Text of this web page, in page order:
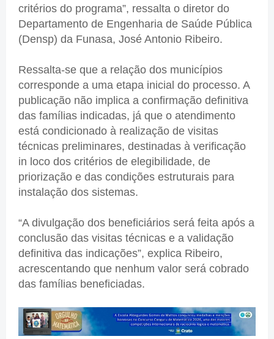
critérios do programa”, ressalta o diretor do
Departamento de Engenharia de Saúde Pública
(Densp) da Funasa, José Antonio Ribeiro.
Ressalta-se que a relação dos municípios
corresponde a uma etapa inicial do processo. A
publicação não implica a confirmação definitiva
das famílias indicadas, já que o atendimento
está condicionado à realização de visitas
técnicas preliminares, destinadas à verificação
in loco dos critérios de elegibilidade, de
priorização e das condições estruturais para
instalação dos sistemas.
“A divulgação dos beneficiários será feita após a
conclusão das visitas técnicas e a validação
definitiva das indicações”, explica Ribeiro,
acrescentando que nenhum valor será cobrado
das famílias beneficiadas.